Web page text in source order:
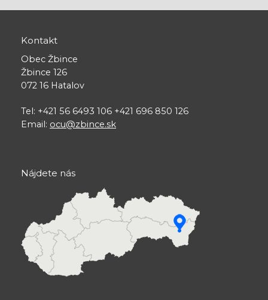
Kontakt
Obec Žbince
Žbince 126
072 16 Hatalov
Tel: +421 56 6493 106 +421 696 850 126
Email: ocu@zbince.sk
Nájdete nás